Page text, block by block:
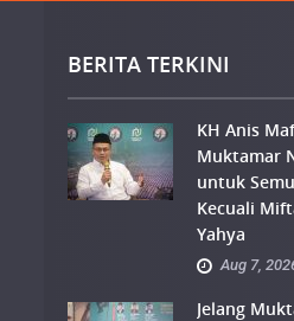
BERITA TERKINI
KH Anis
Muktamar
untuk
Kecuali
Yahya
Aug 7,
Jelang